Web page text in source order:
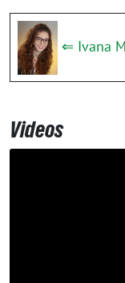
⇐ Ivana
Videos